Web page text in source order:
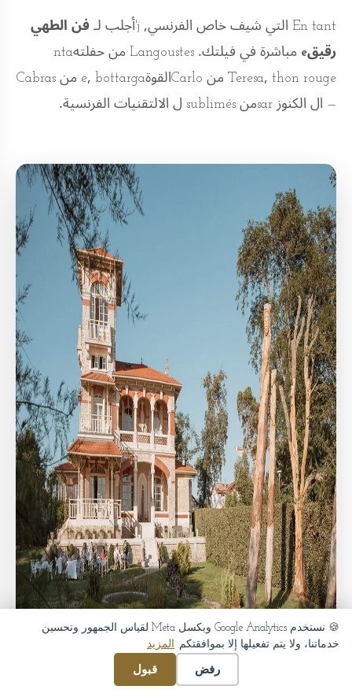
En tant التي شيف خاص الفرنسي, j'أجلب لـ
فن الطهي
رقيقe
مباشرة في فيلتك. Langoustes من حفلتهnta
Teresa, thon rouge من Carloالقوةe, bottarga من Cabras
— ال الكنوز sarمن sublimés ل الالتقنيات الفرنسية.
🍪 نستخدم Google Analytics وبكسل Meta لقياس الجمهور وتحسين
خدماتنا، ولا يتم تفعيلها إلا بموافقتكم. المزيد
رفض قبول